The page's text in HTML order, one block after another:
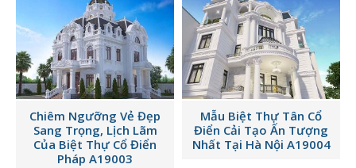
Chiêm Ngưỡng Vẻ Đẹp
Sang Trọng, Lịch Lãm
Của Biệt Thự Cổ Điển
Pháp A19003
Mẫu Biệt Thự Tân Cổ
Điển Cải Tạo Ấn Tượng
Nhất Tại Hà Nội A19004